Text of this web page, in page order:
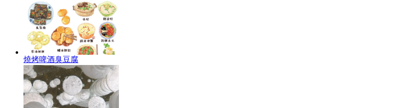
燒烤啤酒臭豆腐